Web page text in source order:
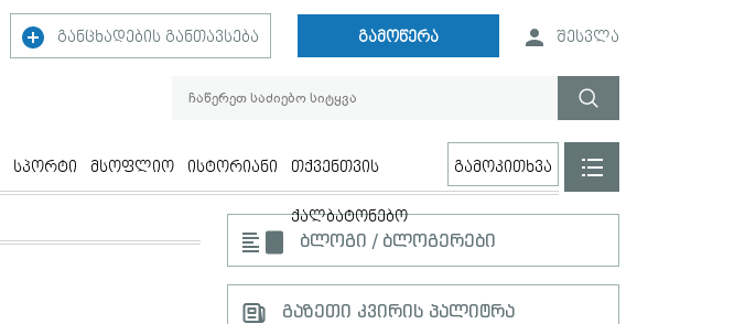
განცხადების განთავსება გამოწერა შესვლა
სპორტი მსოფლიო ისტორიანი თქვენთვის
ქალბატონებო
გამოკითხვა
ბლოგი / ბლოგერები
გაზეთი კვირის პალიტრა